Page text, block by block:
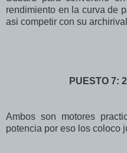
rendimiento en la curva de
asi competir con su
PUESTO 7:
Ambos son motores
potencia por eso los coloco